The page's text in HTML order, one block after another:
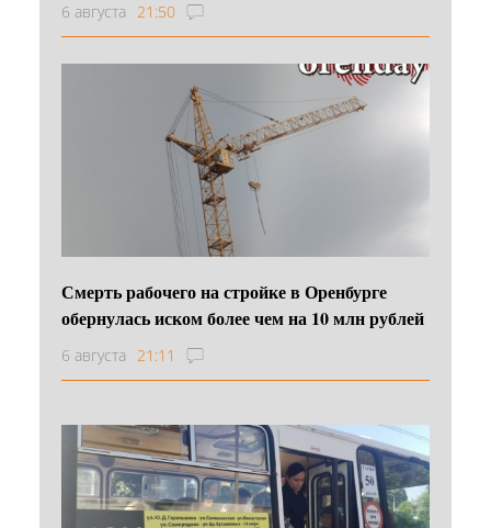
6 августа 21:50
Смерть рабочего на стройке в Оренбурге
обернулась иском более чем на 10 млн рублей
6 августа 21:11